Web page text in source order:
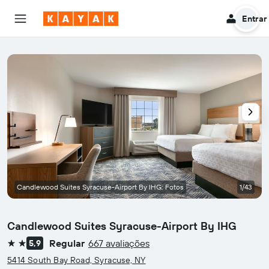
Entrar
Candlewood Suites Syracuse-Airport By IHG
2 estrelas
5,9 Regular 667 avaliações
5414 South Bay Road, Syracuse, NY
Candlewood Suites Syracuse-Airport By IHG: Fotos 1/43